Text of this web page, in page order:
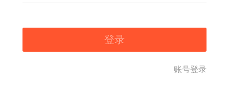
登录
账号登录